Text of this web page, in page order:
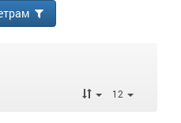
12